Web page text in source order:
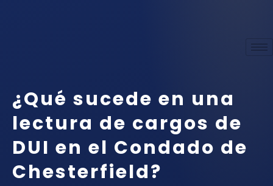
¿Qué sucede en una
lectura de cargos de
DUI en el Condado de
Chesterfield?